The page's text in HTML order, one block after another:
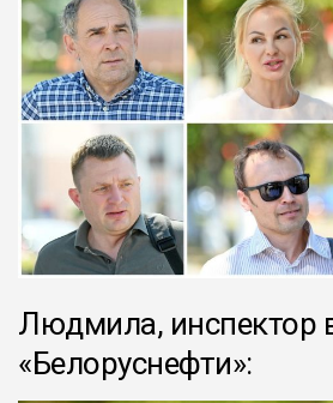
Людмила, инспектор
«Белоруснефти»: